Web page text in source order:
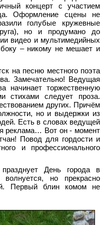
концерт с участием
Оформление сцены не
голубые кружевные
но и продумано до
видео и мультимедийных
– никому не мешает и
на песню местного поэта
Замечательно! Ведущая
начинает торжественную
стихами следует проза.
других. Причём
но и выдержки из
Есть в словах ведущей
реклама… Вот он - момент
Повод для гордости и
и профессионального
День города в
но прекрасно
Первый блин комом не